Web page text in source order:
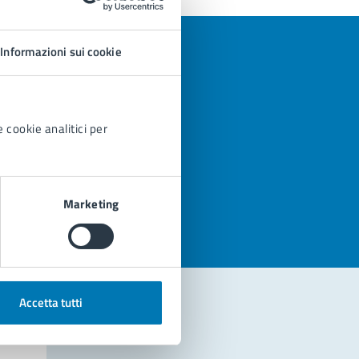
Informazioni sui cookie
cookie analitici per
Marketing
Accetta tutti